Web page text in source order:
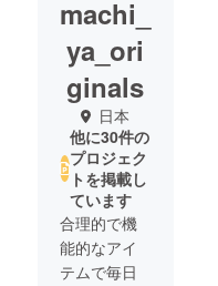
machi_
ya_ori
ginals
日本
他に30件の
プロジェク
トを掲載し
ています
合理的で機
能的なアイ
テムで毎日